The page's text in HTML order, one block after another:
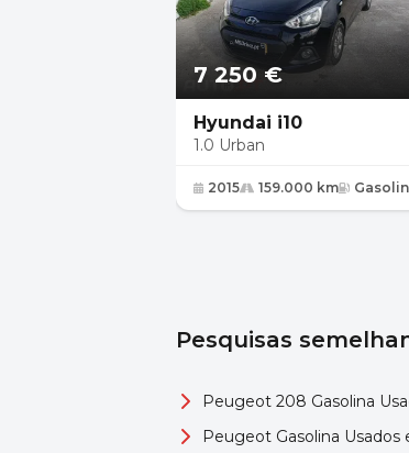
7 250 €
Hyundai i10
1.0 Urban
2015 159.000 km
Pesquisas
Peugeot 208 Gasolina
Peugeot Gasolina Usados